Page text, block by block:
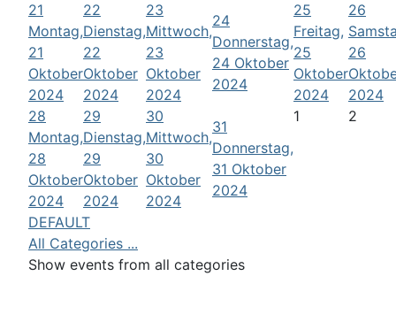
21
Montag,
21
Oktober
2024
22
Dienstag,
22
Oktober
2024
23
Mittwoch,
23
Oktober
2024
24
Donnerstag,
24 Oktober
2024
25
Freitag,
25
Oktober
2024
26
26
2024
28
Montag,
28
Oktober
2024
29
Dienstag,
29
Oktober
2024
30
Mittwoch,
30
Oktober
2024
31
Donnerstag,
31 Oktober
2024
1 2
DEFAULT
All Categories ...
Show events from all categories